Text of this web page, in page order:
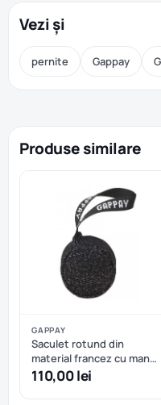
Vezi și
pernite Gappay
Produse similare
GAPPAY
Saculet rotund din
material francez cu maner
Gappay - Hard
110,00 lei